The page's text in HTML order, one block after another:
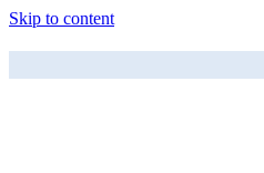
Skip to content